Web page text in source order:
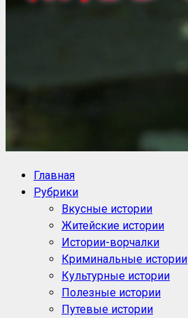
Блог историй NoorySan
Главная
Рубрики
Вкусные истории
Житейские истории
Истории-ворчалки
Криминальные истории
Культурные истории
Полезные истории
Путевые истории